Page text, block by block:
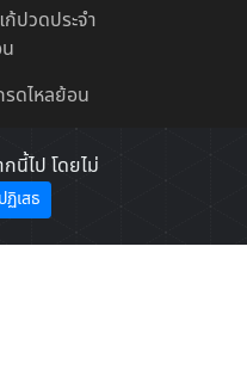
นี้ไป โดยไม่
ปฏิเสธ
ก้ปวดประจํา
รดไหลย้อน
ความดัน